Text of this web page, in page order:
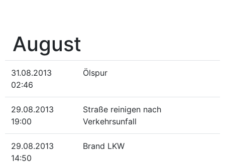
August
31.08.2013
02:46
Ölspur
29.08.2013
19:00
Straße reinigen nach
Verkehrsunfall
29.08.2013
14:50
Brand LKW